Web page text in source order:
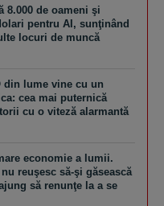
8.000 de oameni şi
pentru AI, sunţinând
locuri de muncă
din lume vine cu un
cea mai puternică
cu o viteză alarmantă
economie a lumii.
reuşesc să-şi găsească
să renunţe la a se